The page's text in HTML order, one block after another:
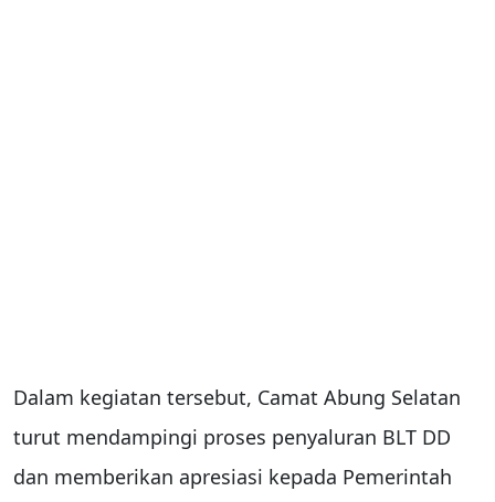
Dalam kegiatan tersebut, Camat Abung Selatan
turut mendampingi proses penyaluran BLT DD
dan memberikan apresiasi kepada Pemerintah